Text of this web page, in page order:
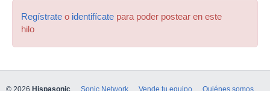
Regístrate o identifícate para poder postear en este
hilo
© 2026 Hispasonic Sonic Network Vende tu equipo Quiénes somos